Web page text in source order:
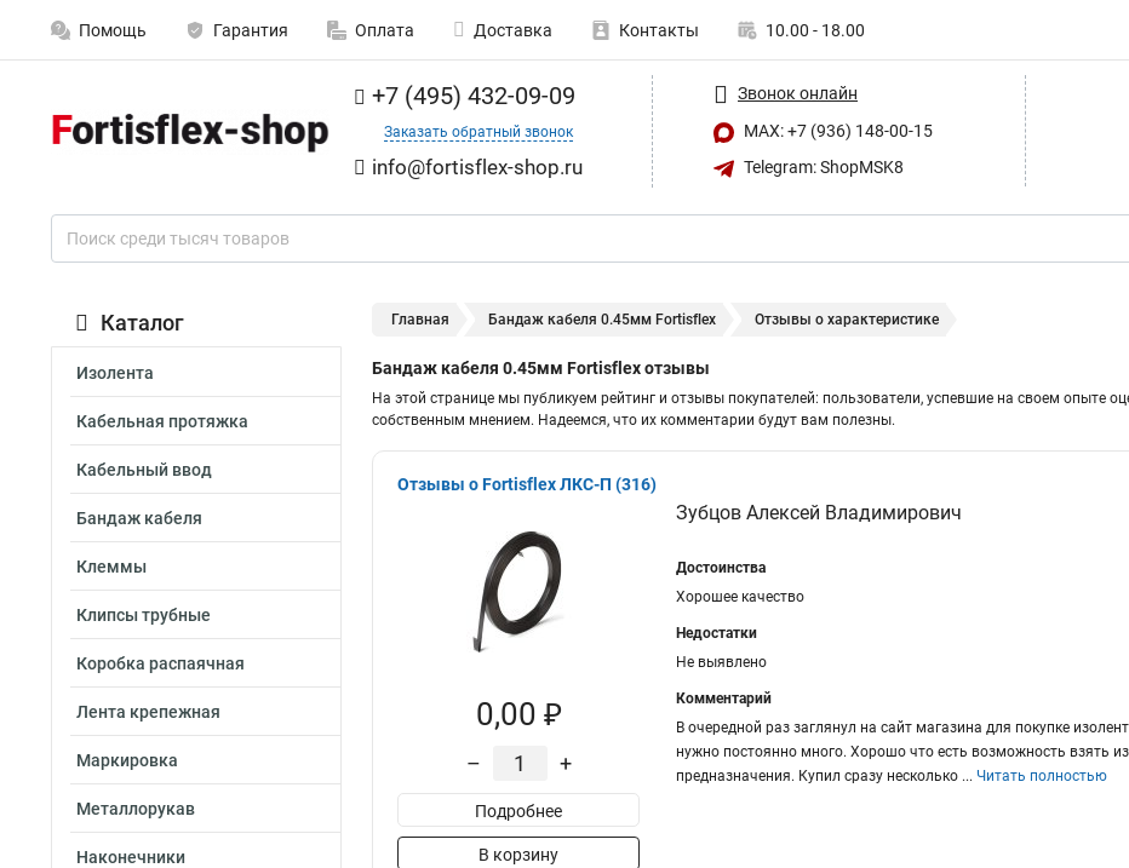
Помощь Гарантия Оплата Доставка Контакты 10.00 - 18.00
+7 (495) 432-09-09
Заказать обратный звонок
info@fortisflex-shop.ru
Звонок онлайн
MAX: +7 (936) 148-00-15
Telegram: ShopMSK8
Каталог
Изолента
Кабельная протяжка
Кабельный ввод
Бандаж кабеля
Клеммы
Клипсы трубные
Коробка распаячная
Лента крепежная
Маркировка
Металлорукав
Наконечники
Главная Бандаж кабеля 0.45мм Fortisflex Отзывы о характеристике
Бандаж кабеля 0.45мм Fortisflex отзывы
На этой странице мы публикуем рейтинг и отзывы покупателей: пользователи, успевшие на своем опыте
собственным мнением. Надеемся, что их комментарии будут вам полезны.
Отзывы о Fortisflex ЛКС-П (316)
0,00 ₽
– +
Подробнее
В корзину
Зубцов Алексей Владимирович
Достоинства
Хорошее качество
Недостатки
Не выявлено
Комментарий
В очередной раз заглянул на сайт магазина для покупке
нужно постоянно много. Хорошо что есть возможность взять
предназначения. Купил сразу несколько ... Читать полностью